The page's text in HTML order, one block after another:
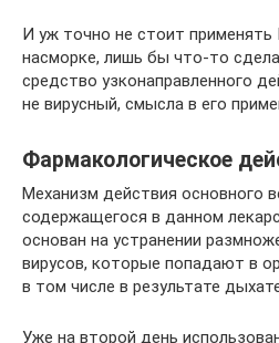
И уж точно не стоит
насморке, лишь бы что-то
средство узконаправленного
не вирусный, смысла в его
Фармакологическое
Механизм действия основного
содержащегося в данном
основан на устранении
вирусов, которые попадают в
в том числе в результате
Уже на второй день